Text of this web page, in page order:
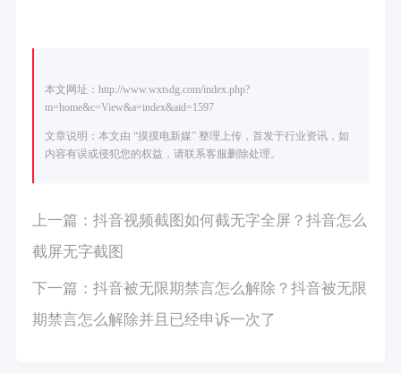
本文网址：http://www.wxtsdg.com/index.php?
m=home&c=View&a=index&aid=1597
文章说明：本文由 “摸摸电新媒” 整理上传，首发于行业资讯，如
内容有误或侵犯您的权益，请联系客服删除处理。
上一篇： 抖音视频截图如何截无字全屏？抖音怎么
截屏无字截图
下一篇： 抖音被无限期禁言怎么解除？抖音被无限
期禁言怎么解除并且已经申诉一次了